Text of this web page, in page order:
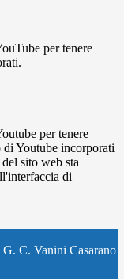
per tenere
per tenere
di Youtube incorporati
sito web sta
di
C. Vanini Casarano